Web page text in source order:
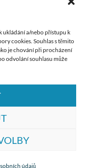
ukládání a/nebo přístupu k
cookies. Souhlas s těmito
je chování při procházení
odvolání souhlasu může
údajů
s.r.o.